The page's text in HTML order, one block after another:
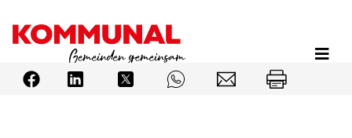
Inhalt